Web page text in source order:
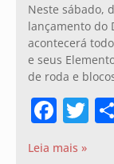
Neste sábado,
lançamento do
acontecerá
e seus
de roda e
Leia mais »